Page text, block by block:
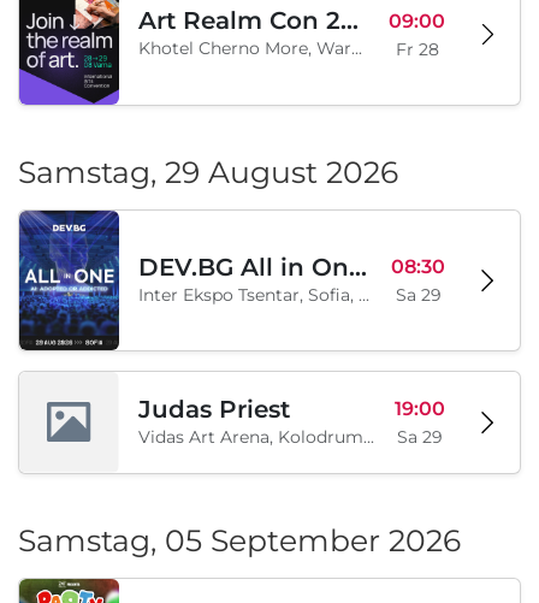
Art Realm Con 2026
Khotel Cherno More, Warna, BG
09:00
Fr 28
Samstag, 29 August 2026
DEV.BG All in One 2026
Inter Ekspo Tsentar, Sofia, BG
08:30
Sa 29
Judas Priest
Vidas Art Arena, Kolodrum, Borisova gradina, Sofia, BG
19:00
Sa 29
Samstag, 05 September 2026